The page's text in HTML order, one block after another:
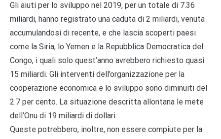
Gli aiuti per lo sviluppo nel 2019, per un totale di 7.36
miliardi, hanno registrato una caduta di 2 miliardi, venuta
accumulandosi di recente, e che lascia scoperti paesi
come la Siria, lo Yemen e la Repubblica Democratica del
Congo, i quali solo quest’anno avrebbero richiesto quasi
15 miliardi. Gli interventi dell’organizzazione per la
cooperazione economica e lo sviluppo sono diminuiti del
2.7 per cento. La situazione descritta allontana le mete
dell’Onu di 19 miliardi di dollari.
Queste potrebbero, inoltre, non essere compiute per la